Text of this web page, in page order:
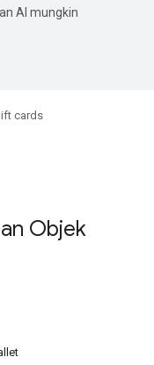
AI mungkin
cards
Objek